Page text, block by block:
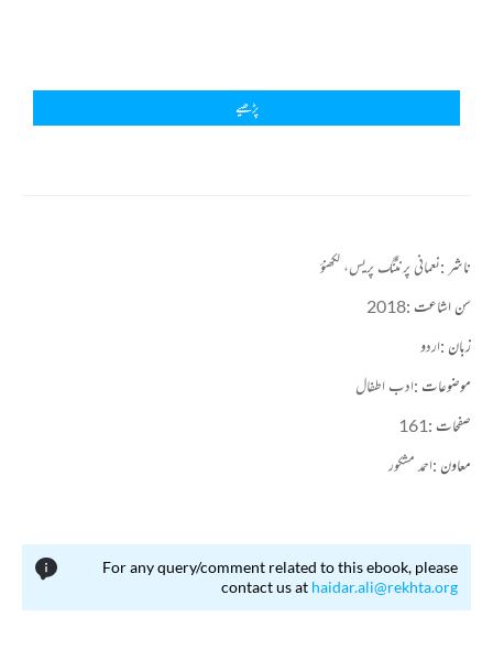
پڑھیے
ناشر :نعمانی پرنٹنگ پریس، لکھنؤ
سن اشاعت :2018
زبان :اردو
موضوعات :ادب اطفال
صفحات :161
معاون :احمد مشکور
For any query/comment related to this ebook, please
contact us at haidar.ali@rekhta.org